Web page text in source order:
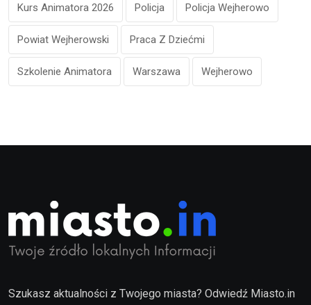
Kurs Animatora 2026 Policja Policja Wejherowo
Powiat Wejherowski Praca Z Dziećmi
Szkolenie Animatora Warszawa Wejherowo
Szukasz aktualności z Twojego miasta? Odwiedź Miasto.in